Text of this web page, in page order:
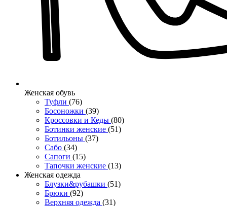
Женcкая обувь
Туфли (76)
Босоножки (39)
Кроссовки и Кеды (80)
Ботинки женские (51)
Ботильоны (37)
Сабо (34)
Сапоги (15)
Тапочки женские (13)
Женская одежда
Блузки&рубашки (51)
Брюки (92)
Верхняя одежда (31)